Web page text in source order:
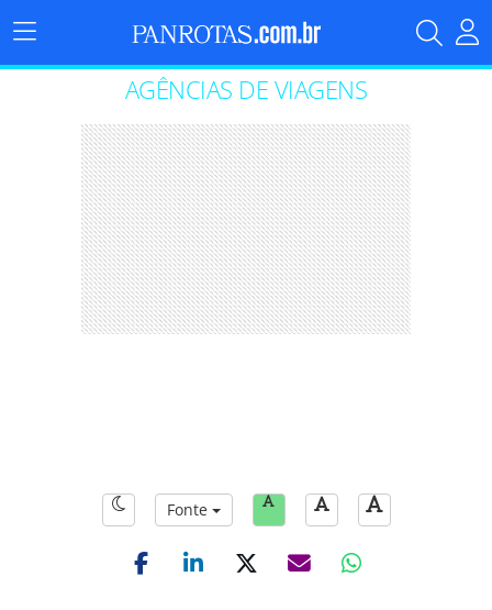
Menu
Principal
AGÊNCIAS DE VIAGENS
Fonte